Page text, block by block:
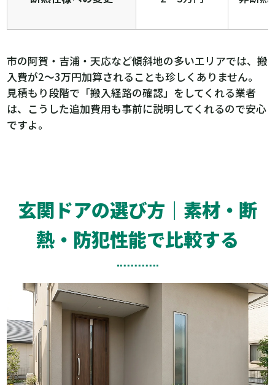
市の阿賀・吉浦・天応など傾斜地の多いエリアでは、搬
入費が2〜3万円加算されることも珍しくありません。
見積もり段階で「搬入経路の確認」をしてくれる業者
は、こうした追加費用も事前に説明してくれるので安心
ですよ。
玄関ドアの選び方｜素材・断
熱・防犯性能で比較する